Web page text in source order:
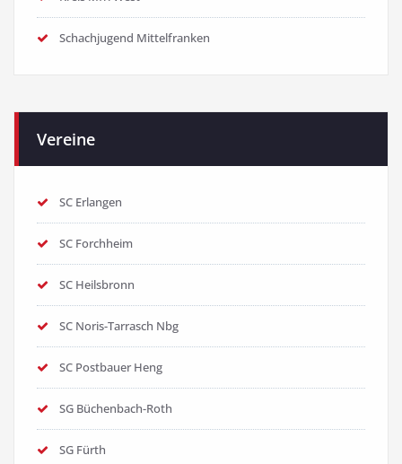
Schachjugend Mittelfranken
Vereine
SC Erlangen
SC Forchheim
SC Heilsbronn
SC Noris-Tarrasch Nbg
SC Postbauer Heng
SG Büchenbach-Roth
SG Fürth